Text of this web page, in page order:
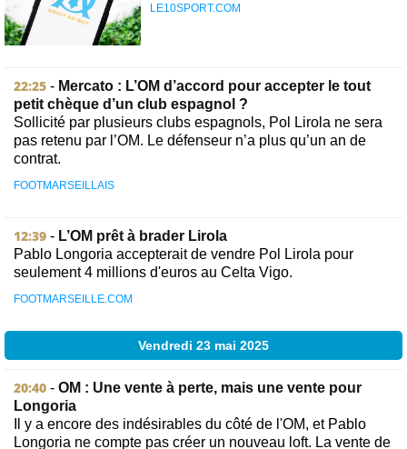
LE10SPORT.COM
22:25 - Mercato : L’OM d’accord pour accepter le tout
petit chèque d’un club espagnol ?
Sollicité par plusieurs clubs espagnols, Pol Lirola ne sera
pas retenu par l’OM. Le défenseur n’a plus qu’un an de
contrat.
FOOTMARSEILLAIS
12:39 - L’OM prêt à brader Lirola
Pablo Longoria accepterait de vendre Pol Lirola pour
seulement 4 millions d'euros au Celta Vigo.
FOOTMARSEILLE.COM
Vendredi 23 mai 2025
20:40 - OM : Une vente à perte, mais une vente pour
Longoria
Il y a encore des indésirables du côté de l'OM, et Pablo
Longoria ne compte pas créer un nouveau loft. La vente de